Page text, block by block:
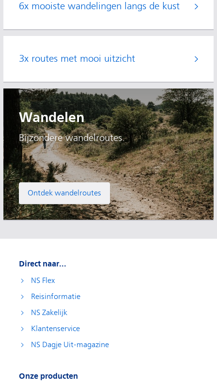
6x mooiste wandelingen langs de kust
3x routes met mooi uitzicht
Wandelen
Bijzondere wandelroutes.
Ontdek wandelroutes
Direct naar...
NS Flex
Reisinformatie
NS Zakelijk
Klantenservice
NS Dagje Uit-magazine
Onze producten